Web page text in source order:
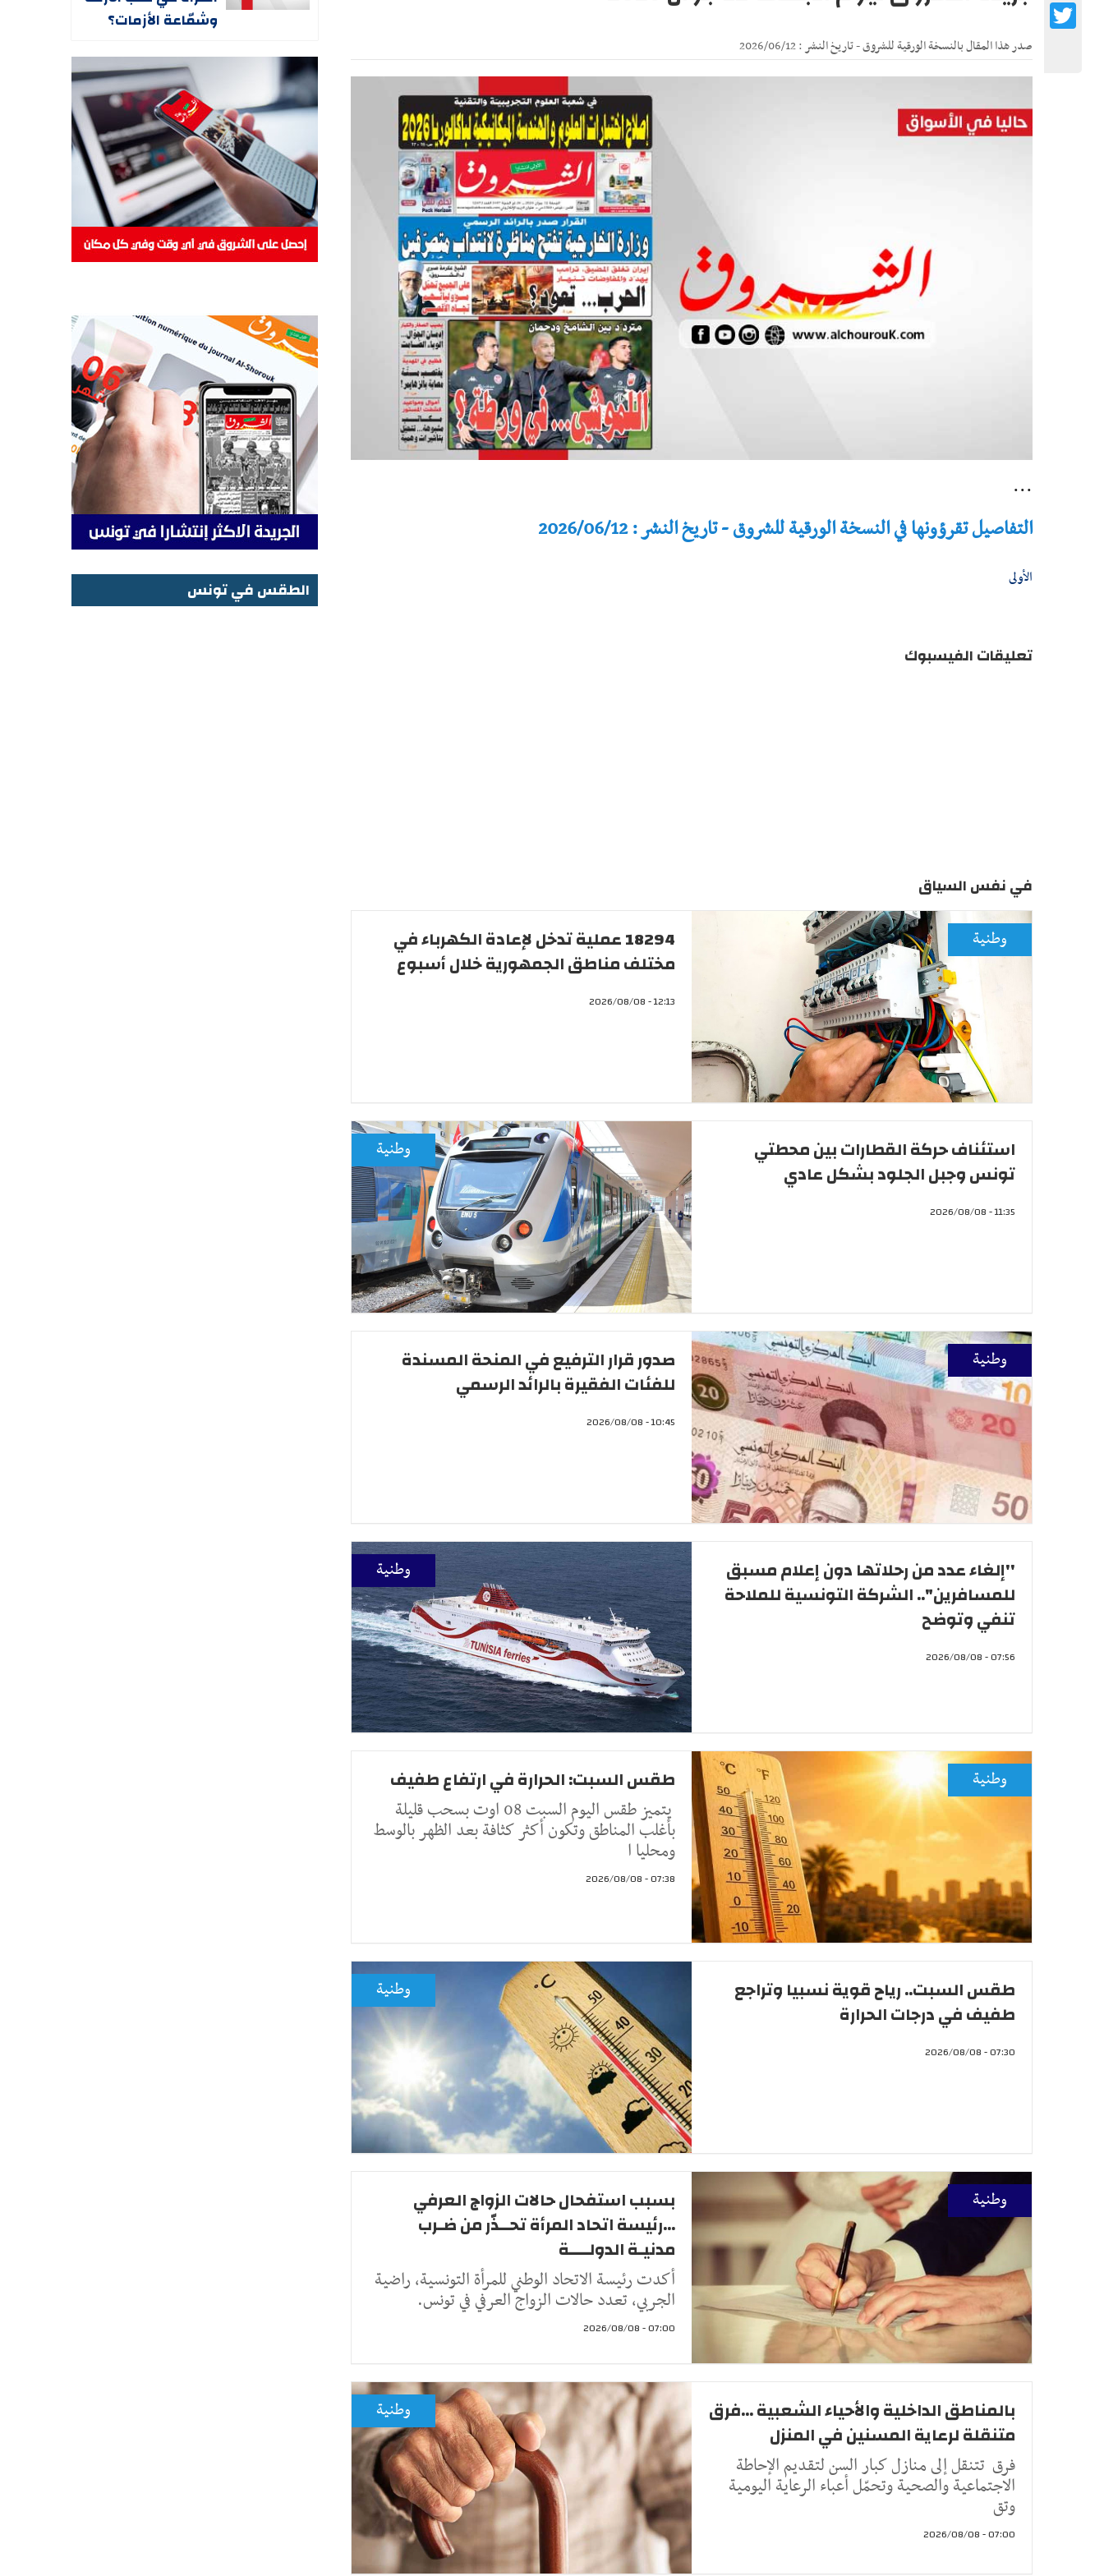
صدر هذا المقال بالنسخة الورقية للشروق - تاريخ النشر : 2026/06/12
...
التفاصيل تقرؤونها في النسخة الورقية للشروق - تاريخ النشر : 2026/06/12
الأولى
Twitter
تعليقات الفيسبوك
في نفس السياق
وطنية
18294 عملية تدخل لإعادة الكهرباء في
مختلف مناطق الجمهورية خلال أسبوع
12:13 - 2026/08/08
وطنية
استئناف حركة القطارات بين محطتي
تونس وجبل الجلود بشكل عادي
11:35 - 2026/08/08
وطنية
صدور قرار الترفيع في المنحة المسندة
للفئات الفقيرة بالرائد الرسمي
10:45 - 2026/08/08
وطنية
''إلغاء عدد من رحلاتها دون إعلام مسبق
للمسافرين".. الشركة التونسية للملاحة
تنفي وتوضح
07:56 - 2026/08/08
وطنية طقس السبت: الحرارة في ارتفاع طفيف
يتميز طقس اليوم السبت 08 اوت بسحب قليلة
بأغلب المناطق وتكون أكثر كثافة بعد الظهر بالوسط
ومحليا ا
07:38 - 2026/08/08
وطنية
طقس السبت.. رياح قوية نسبيا وتراجع
طفيف في درجات الحرارة
07:30 - 2026/08/08
وطنية
بسبب استفحال حالات الزواج العرفي
...رئيسة اتحاد المرأة تحــذّر من ضـرب
مدنيـة الدولــــة
أكدت رئيسة الاتحاد الوطني للمرأة التونسية، راضية
الجربي، تعدد حالات الزواج العرفي في تونس.
07:00 - 2026/08/08
وطنية
بالمناطق الداخلية والأحياء الشعبية ...فرق
متنقلة لرعاية المسنين في المنزل
فرق تتنقل إلى منازل كبار السن لتقديم الإحاطة
الاجتماعية والصحية وتحمّل أعباء الرعاية اليومية
وتق
07:00 - 2026/08/08
وشمّاعة الأزمات؟
الطقس في تونس